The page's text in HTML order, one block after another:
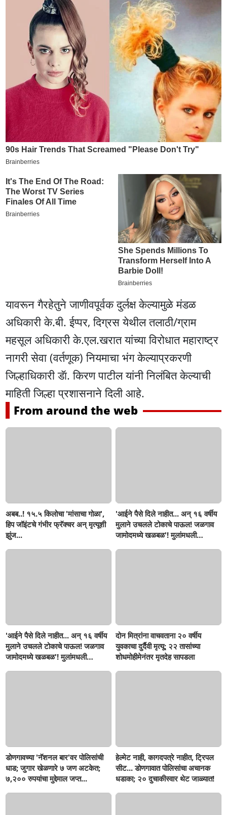
यावरून गैरहेतुने जाणीवपूर्वक दुर्लक्ष केल्यामुळे मंडळ
अधिकारी के.बी. ईप्पर, दिग्रस येथील तलाठी/ग्राम
महसूल अधिकारी के.एल.खरात यांच्या विरोधात महाराष्ट्र
नागरी सेवा (वर्तणूक) नियमाचा भंग केल्याप्रकरणी
जिल्हाधिकारी डॅा. किरण पाटील यांनी निलंबित केल्याची
माहिती जिल्हा प्रशासनाने दिली आहे.
From around the web
अबब..! १५.५ किलोचा 'मांसाचा गोळा',
हिप जॉइंटचे गंभीर फ्रॅक्चर अन् मृत्यूशी
झुंज...
'आईने पैसे दिले नाहीत... अन् १६ वर्षीय
मुलाने उचलले टोकाचे पाऊल! जळगाव
जामोदमध्ये खळबळ'! मुलांमधली
'आईने पैसे दिले नाहीत... अन् १६ वर्षीय
मुलाने उचलले टोकाचे पाऊल! जळगाव
जामोदमध्ये खळबळ'! मुलांमधली
दोन मित्रांना वाचवताना २० वर्षीय
युवकाचा दुर्दैवी मृत्यू; २२ तासांच्या
शोधमोहीमेनंतर मृतदेह सापडला
डोणगावच्या 'नॅशनल बार'वर पोलिसांची
धाड; जुगार खेळणारे ७ जण अटकेत;
७,२०० रुपयांचा मुद्देमाल जप्त...
हेल्मेट नाही, कागदपत्रे नाहीत, ट्रिपल
सीट... डोणगावात पोलिसांचा अचानक
धडाका; २० दुचाकीस्वार थेट जाळ्यात!